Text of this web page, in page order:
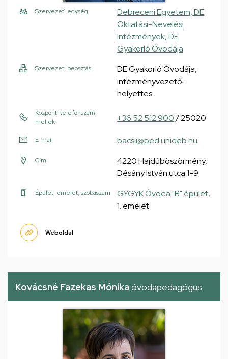
Szervezeti egység
Debreceni Egyetem, DE
Oktatási-Nevelési
Intézmények, DE
Gyakorló Óvodája
Szervezet, beosztás
DE Gyakorló Óvodája,
intézményvezető-
helyettes
Központi telefonszám,
mellék
+36 52 512 900/ 25020
E-mail bacsii@ped.unideb.hu
Cím
4220 Hajdúböszörmény,
Désány István utca 1-9.
Épület, emelet, szobaszám GYGYK Óvoda "B" épület,
1. emelet
Weboldal
Kovácsné Fazekas Mónika óvodapedagógus